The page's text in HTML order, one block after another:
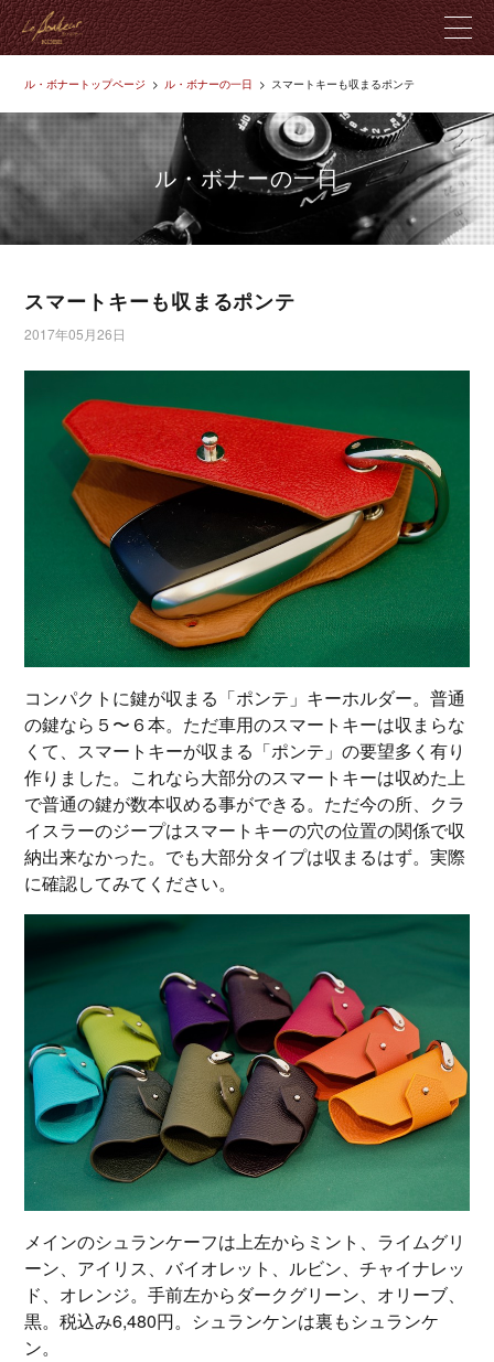
ル・ボナートップページ ル・ボナーの一日 スマートキーも収まるポンテ
ル・ボナーの一日
スマートキーも収まるポンテ
2017年05月26日
コンパクトに鍵が収まる「ポンテ」キーホルダー。普通
の鍵なら５〜６本。ただ車用のスマートキーは収まらな
くて、スマートキーが収まる「ポンテ」の要望多く有り
作りました。これなら大部分のスマートキーは収めた上
で普通の鍵が数本収める事ができる。ただ今の所、クラ
イスラーのジープはスマートキーの穴の位置の関係で収
納出来なかった。でも大部分タイプは収まるはず。実際
に確認してみてください。
メインのシュランケーフは上左からミント、ライムグリ
ーン、アイリス、バイオレット、ルビン、チャイナレッ
ド、オレンジ。手前左からダークグリーン、オリーブ、
黒。税込み6,480円。シュランケンは裏もシュランケ
ン。
ル・ボナーとは
製品紹介
革のこだわり
店舗紹介
お問い合わせ